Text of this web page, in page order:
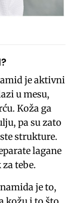
je aktivni
u mesu,
Koža ga
pa su zato
strukture.
lagane
tebe.
je to,